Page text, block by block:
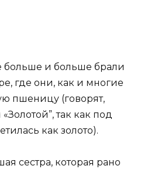
и больше брали
где они, как и многие
пшеницу (говорят,
так как под
как золото).
сестра, которая рано